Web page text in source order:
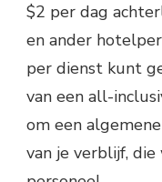
$2 per dag
en ander
per dienst kunt
van een all-
om een
van je verblijf,